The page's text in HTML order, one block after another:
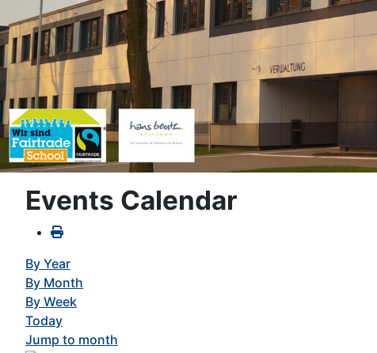
Events Calendar
By Year
By Month
By Week
Today
Jump to month